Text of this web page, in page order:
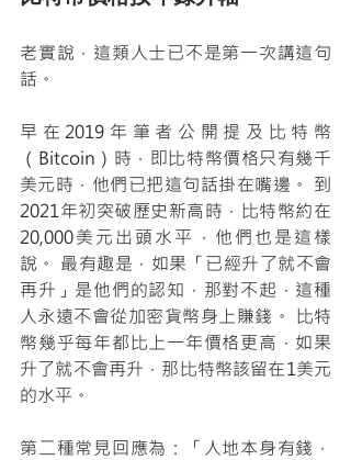
老實說，這類人士已不是第一次講這句
話。
早在2019年筆者公開提及比特幣
（Bitcoin）時，即比特幣價格只有幾千
美元時，他們已把這句話掛在嘴邊。 到
2021年初突破歷史新高時，比特幣約在
20,000美元出頭水平，他們也是這樣
說。 最有趣是，如果「已經升了就不會
再升」是他們的認知，那對不起，這種
人永遠不會從加密貨幣身上賺錢。 比特
幣幾乎每年都比上一年價格更高，如果
升了就不會再升，那比特幣該留在1美元
的水平。
第二種常見回應為：「人地本身有錢，